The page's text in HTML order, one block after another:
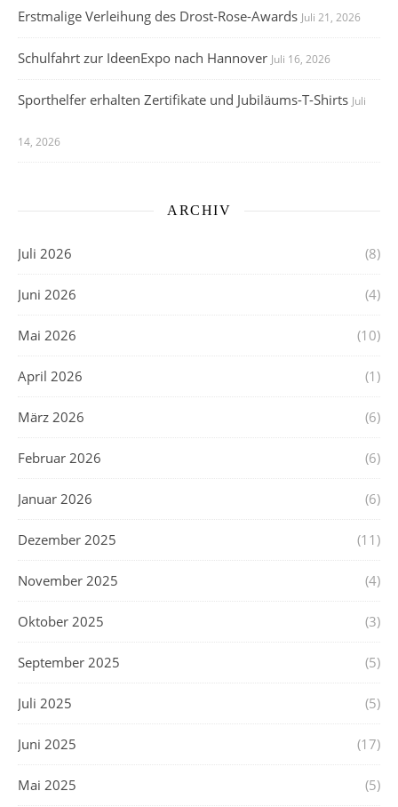
Erstmalige Verleihung des Drost-Rose-Awards Juli 21, 2026
Schulfahrt zur IdeenExpo nach Hannover Juli 16, 2026
Sporthelfer erhalten Zertifikate und Jubiläums-T-Shirts Juli
14, 2026
ARCHIV
Juli 2026 (8)
Juni 2026 (4)
Mai 2026 (10)
April 2026 (1)
März 2026 (6)
Februar 2026 (6)
Januar 2026 (6)
Dezember 2025 (11)
November 2025 (4)
Oktober 2025 (3)
September 2025 (5)
Juli 2025 (5)
Juni 2025 (17)
Mai 2025 (5)